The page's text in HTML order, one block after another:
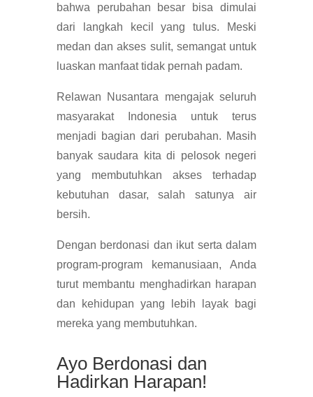
bahwa perubahan besar bisa dimulai
dari langkah kecil yang tulus. Meski
medan dan akses sulit, semangat untuk
luaskan manfaat tidak pernah padam.
Relawan Nusantara mengajak seluruh
masyarakat Indonesia untuk terus
menjadi bagian dari perubahan. Masih
banyak saudara kita di pelosok negeri
yang membutuhkan akses terhadap
kebutuhan dasar, salah satunya air
bersih.
Dengan berdonasi dan ikut serta dalam
program-program kemanusiaan, Anda
turut membantu menghadirkan harapan
dan kehidupan yang lebih layak bagi
mereka yang membutuhkan.
Ayo Berdonasi dan
Hadirkan Harapan!